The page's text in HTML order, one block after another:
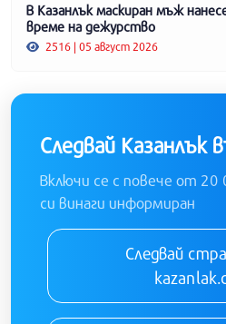
В Казанлък маскиран мъж
време на дежурство
2516 | 05 август 2026
Следвай Казанлък
Включи се с повече от 20
си винаги информиран
Следвай